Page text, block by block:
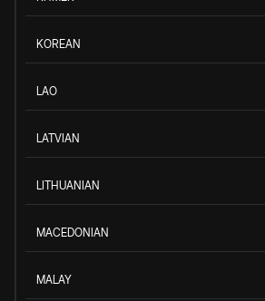
KOREAN
LAO
LATVIAN
LITHUANIAN
MACEDONIAN
MALAY